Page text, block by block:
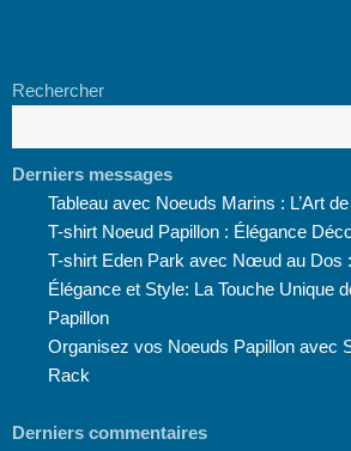
Rechercher
Derniers messages
Tableau avec Noeuds Marins : L’Art
T-shirt Noeud Papillon : Élégance
T-shirt Eden Park avec Nœud au Dos
Élégance et Style: La Touche Unique
Papillon
Organisez vos Noeuds Papillon avec
Rack
Derniers commentaires